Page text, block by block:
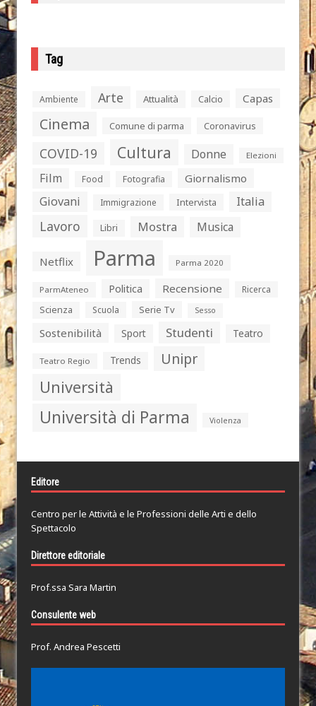
Tag
Ambiente Arte Attualità Calcio Capas
Cinema Comune di parma Coronavirus
COVID-19 Cultura Donne Elezioni
Film Food Fotografia Giornalismo
Giovani Immigrazione Intervista Italia
Lavoro Libri Mostra Musica
Netflix Parma Parma 2020
ParmAteneo Politica Recensione
Ricerca
Scienza
Scuola Serie Tv Sesso
Sostenibilità Sport Studenti Teatro
Teatro Regio Trends Unipr
Università
Università di Parma Violenza
Editore
Centro per le Attività e le Professioni delle Arti e dello
Spettacolo
Direttore editoriale
Prof.ssa Sara Martin
Consulente web
Prof. Andrea Pescetti